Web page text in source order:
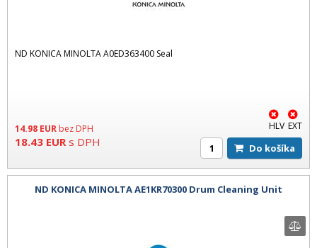
ND KONICA MINOLTA A0ED363400 Seal
14.98 EUR bez DPH
18.43 EUR s DPH
HLV EXT
Do košíka
ND KONICA MINOLTA AE1KR70300 Drum Cleaning Unit